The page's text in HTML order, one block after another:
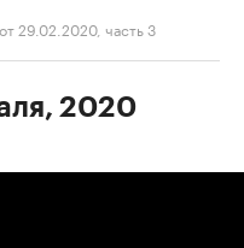
29.02.2020, часть 3
2020